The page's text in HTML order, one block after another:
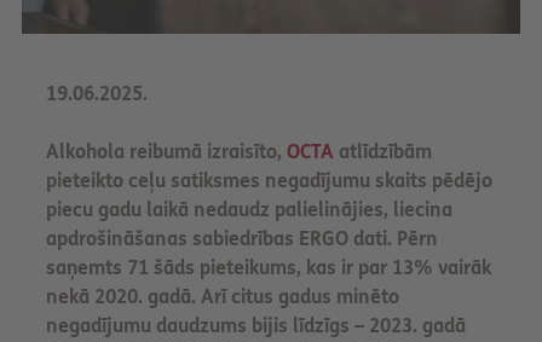
19.06.2025.
Alkohola reibumā izraisīto, OCTA atlīdzībām
pieteikto ceļu satiksmes negadījumu skaits pēdējo
piecu gadu laikā nedaudz palielinājies, liecina
apdrošināšanas sabiedrības ERGO dati. Pērn
saņemts 71 šāds pieteikums, kas ir par 13% vairāk
nekā 2020. gadā. Arī citus gadus minēto
negadījumu daudzums bijis līdzīgs – 2023. gadā